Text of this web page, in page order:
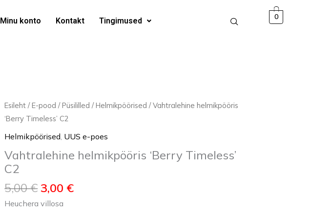
Minu konto Kontakt Tingimused 0
Esileht /E-pood /Püsililled /Helmikpöörised / Vahtralehine helmikpööris
‘Berry Timeless’ C2
Helmikpöörised UUS e-poes
Vahtralehine helmikpööris ‘Berry Timeless’
C2
5,00€
Algne
hind
oli:
5,00 €.
3,00 €
Praegune
on:
3,00 €.
Heuchera villosa
Vahtralehine
helmikpööris
'Berry
C2
kogus
C2